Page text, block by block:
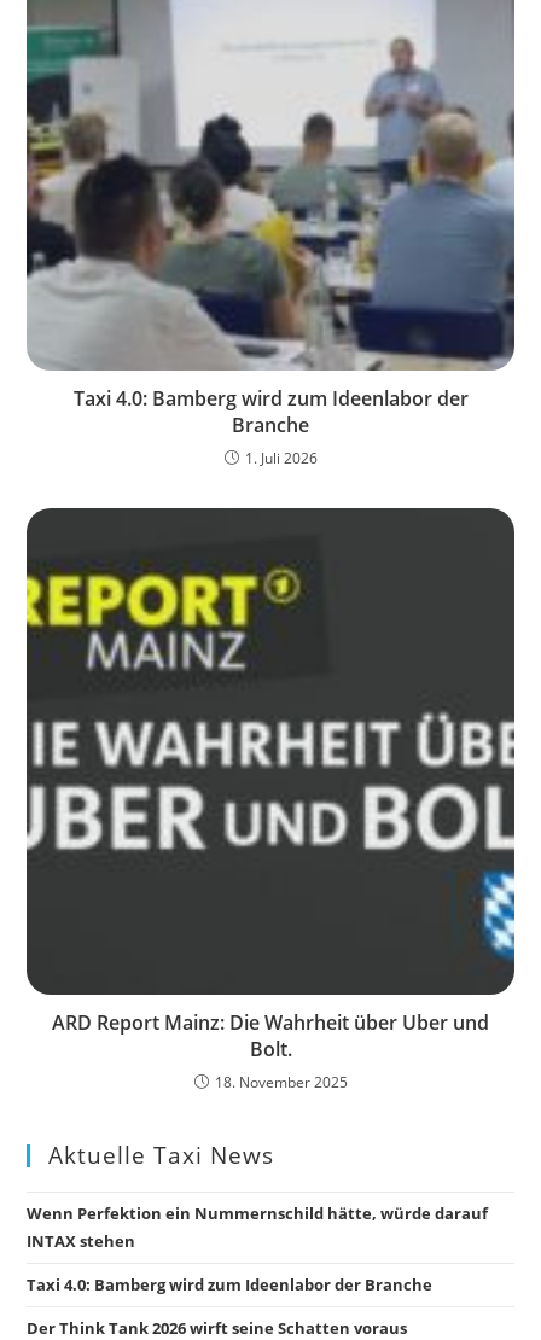
Taxi 4.0: Bamberg wird zum Ideenlabor der
Branche
1. Juli 2026
ARD Report Mainz: Die Wahrheit über Uber und
Bolt.
18. November 2025
Aktuelle Taxi News
Wenn Perfektion ein Nummernschild hätte, würde darauf
INTAX stehen
Taxi 4.0: Bamberg wird zum Ideenlabor der Branche
Der Think Tank 2026 wirft seine Schatten voraus